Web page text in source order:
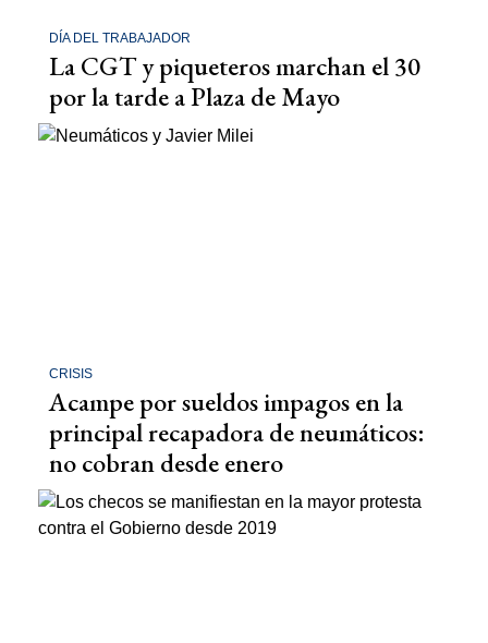
DÍA DEL TRABAJADOR
La CGT y piqueteros marchan el 30
por la tarde a Plaza de Mayo
CRISIS
Acampe por sueldos impagos en la
principal recapadora de neumáticos:
no cobran desde enero